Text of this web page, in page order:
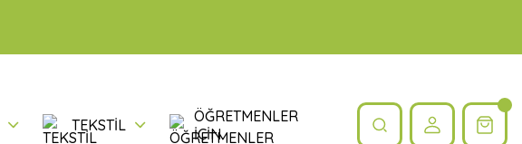
TEKSTİL
ÖĞRETMENLER
İÇİN